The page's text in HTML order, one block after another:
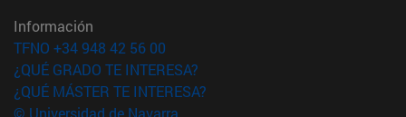
Información
TFNO +34 948 42 56 00
¿QUÉ GRADO TE INTERESA?
¿QUÉ MÁSTER TE INTERESA?
© Universidad de Navarra